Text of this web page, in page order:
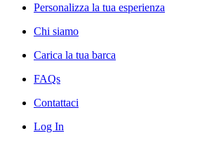
Personalizza la tua esperienza
Chi siamo
Carica la tua barca
FAQs
Contattaci
Log In